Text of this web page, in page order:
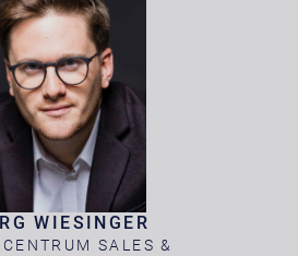
WIESINGER
SALES &